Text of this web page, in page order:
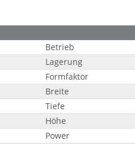
Betrieb
Lagerung
Formfaktor
Breite
Tiefe
Höhe
Power